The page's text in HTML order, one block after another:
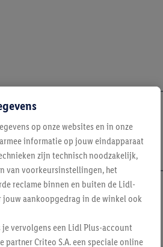
op onze websites en in onze
informatie op jouw eindapparaat
zijn technisch noodzakelijk,
van voorkeursinstellingen, het
reclame binnen en buiten de Lidl-
aankoopgedrag in de winkel ook
vervolgens een Lidl Plus-account
Criteo S.A. een speciale online